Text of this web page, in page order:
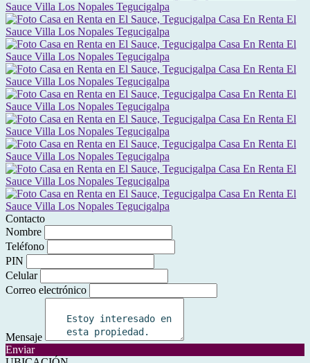
Contacto
Nombre
Teléfono
PIN
Celular
Correo electrónico
Mensaje
Enviar